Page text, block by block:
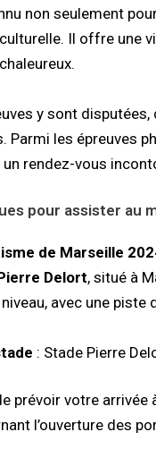
non seulement
Il offre une
y sont
Parmi les épreuves
rendez-vous
pour assister au
de Marseille
Delort, situé à
avec une
: Stade Pierre
prévoir votre arrivée
l’ouverture des